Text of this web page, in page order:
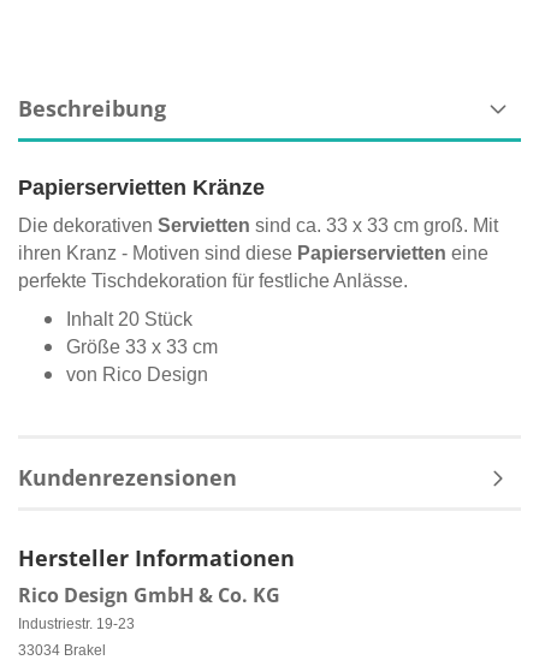
Beschreibung
Papierservietten Kränze
Die dekorativen Servietten sind ca. 33 x 33 cm groß. Mit
ihren Kranz - Motiven sind diese Papierservietten eine
perfekte Tischdekoration für festliche Anlässe.
Inhalt 20 Stück
Größe 33 x 33 cm
von Rico Design
Kundenrezensionen
Hersteller Informationen
Rico Design GmbH & Co. KG
Industriestr. 19-23
33034 Brakel